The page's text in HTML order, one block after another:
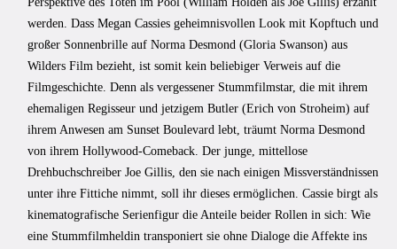
werden. Dass Megan Cassies geheimnisvollen Look mit Kopftuch und
großer Sonnenbrille auf Norma Desmond (Gloria Swanson) aus
Wilders Film bezieht, ist somit kein beliebiger Verweis auf die
Filmgeschichte. Denn als vergessener Stummfilmstar, die mit ihrem
ehemaligen Regisseur und jetzigem Butler (Erich von Stroheim) auf
ihrem Anwesen am Sunset Boulevard lebt, träumt Norma Desmond
von ihrem Hollywood-Comeback. Der junge, mittellose
Drehbuchschreiber Joe Gillis, den sie nach einigen Missverständnissen
unter ihre Fittiche nimmt, soll ihr dieses ermöglichen. Cassie birgt als
kinematografische Serienfigur die Anteile beider Rollen in sich: Wie
eine Stummfilmheldin transponiert sie ohne Dialoge die Affekte ins